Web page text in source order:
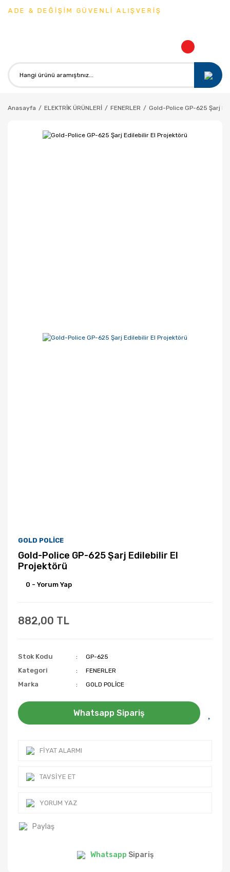
& DEĞİŞİM GÜVENLİ ALIŞVERİŞ
Anasayfa ELEKTRİK ÜRÜNLERİ FENERLER Gold-Police GP-625 Şarj
GOLD POLİCE
Gold-Police GP-625 Şarj Edilebilir El
Projektörü
0 - Yorum Yap
882,00 TL
Stok Kodu GP-625
Kategori FENERLER
Marka GOLD POLİCE
Whatsapp Sipariş
FIYAT ALARMI
TAVSIYE ET
YORUM YAZ
Paylaş
Whatsapp Sipariş